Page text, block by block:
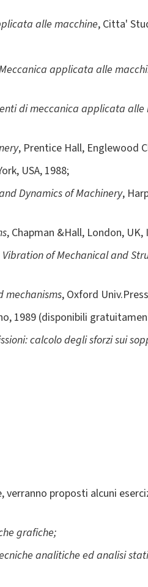
alle macchine, Citta'
applicata alle
di meccanica applicata alle
, Prentice Hall, Englewood
USA, 1988;
Dynamics of Machinery,
, Chapman &Hall, London, UK,
Vibration of Mechanical and
mechanisms, Oxford
1989 (disponibili
calcolo degli sforzi sui
verranno proposti alcuni
grafiche;
analitiche ed analisi